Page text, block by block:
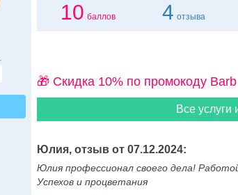
10 баллов 4 отзыва
🎁 Cкидка 10% по промокоду Barb
Все услуги
Юлия, отзыв от 07.12.2024:
Юлия профессионал своего дела!
Успехов и процветания